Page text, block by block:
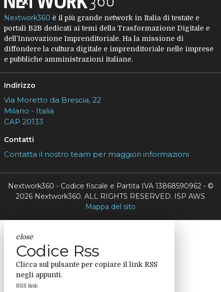
Nextwork360 è il più grande network in Italia di testate e
portali B2B dedicati ai temi della Trasformazione Digitale e
dell’Innovazione Imprenditoriale. Ha la missione di
diffondere la cultura digitale e imprenditoriale nelle imprese
e pubbliche amministrazioni italiane.
Indirizzo
Via Moretto da Brescia, 22
Milano - Italia
CAP 20133
Contatti
Contatta il nostro team per maggiori informazioni
Nextwork360 - Codice fiscale e Partita IVA 13868590962 - ©
2026 Nextwork360. ALL RIGHTS RESERVED. ISP AWS
Mappa del sito
close
Codice Rss
Clicca sul pulsante per copiare il link RSS
negli appunti.
RSS link